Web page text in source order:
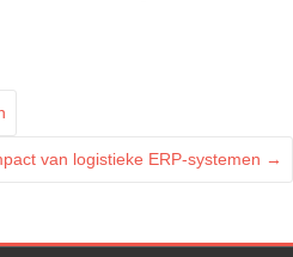
van logistieke ERP-systemen →